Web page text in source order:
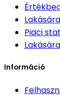
Piaci
Információ